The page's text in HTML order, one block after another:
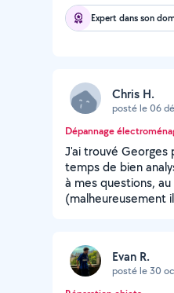
Expert dans son
Chris H.
posté le 06
Dépannage
J'ai trouvé
temps de bien
à mes questions,
(malheureusement
Evan R.
posté le 30